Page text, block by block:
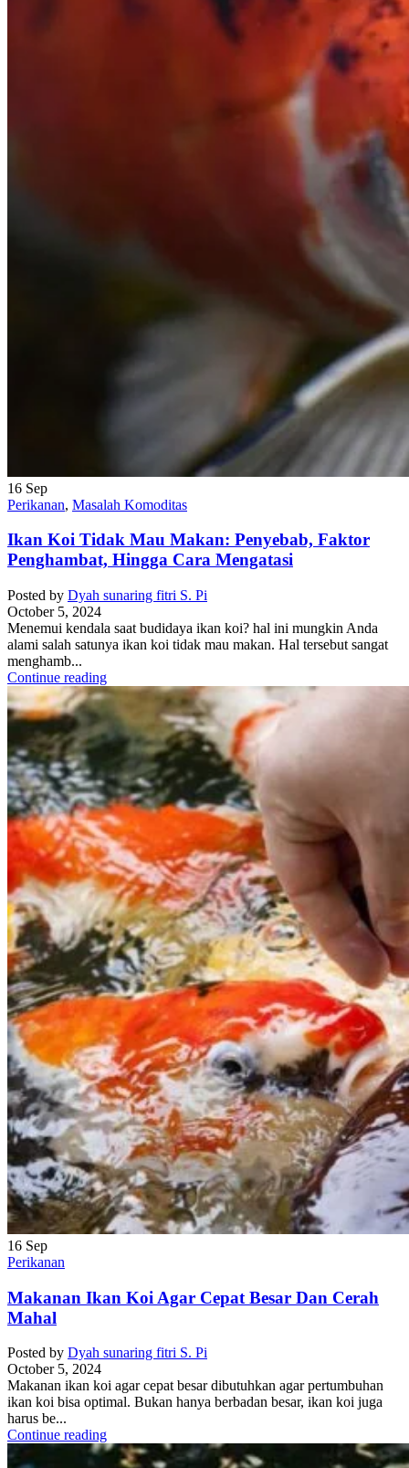
16 Sep
Perikanan, Masalah Komoditas
Ikan Koi Tidak Mau Makan: Penyebab, Faktor
Penghambat, Hingga Cara Mengatasi
Posted by Dyah sunaring fitri S. Pi
October 5, 2024
Menemui kendala saat budidaya ikan koi? hal ini mungkin Anda
alami salah satunya ikan koi tidak mau makan. Hal tersebut sangat
menghamb...
Continue reading
16 Sep
Perikanan
Makanan Ikan Koi Agar Cepat Besar Dan Cerah
Mahal
Posted by Dyah sunaring fitri S. Pi
October 5, 2024
Makanan ikan koi agar cepat besar dibutuhkan agar pertumbuhan
ikan koi bisa optimal. Bukan hanya berbadan besar, ikan koi juga
harus be...
Continue reading